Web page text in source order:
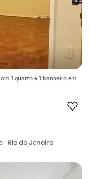
1 quarto e 1 banheiro em
· Rio de Janeiro